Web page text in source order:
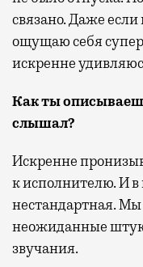
связано. Даже
ощущаю себя
искренне
Как ты
слышал?
Искренне
к исполнителю. И
нестандартная.
неожиданные
звучания.